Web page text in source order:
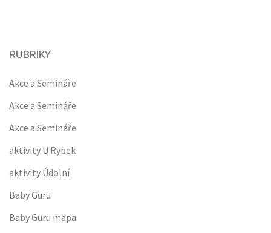
RUBRIKY
Akce a Semináře
Akce a Semináře
Akce a Semináře
aktivity U Rybek
aktivity Údolní
Baby Guru
Baby Guru mapa